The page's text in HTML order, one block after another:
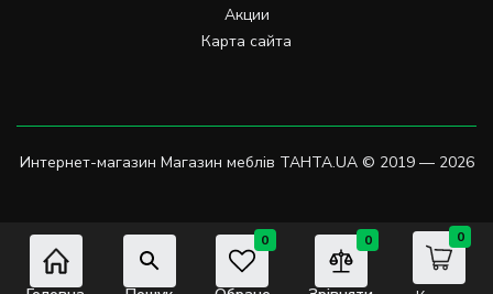
0 0 0
Акции
Карта сайта
Интернет-магазин Магазин меблів TAHTA.UA © 2019 — 2026